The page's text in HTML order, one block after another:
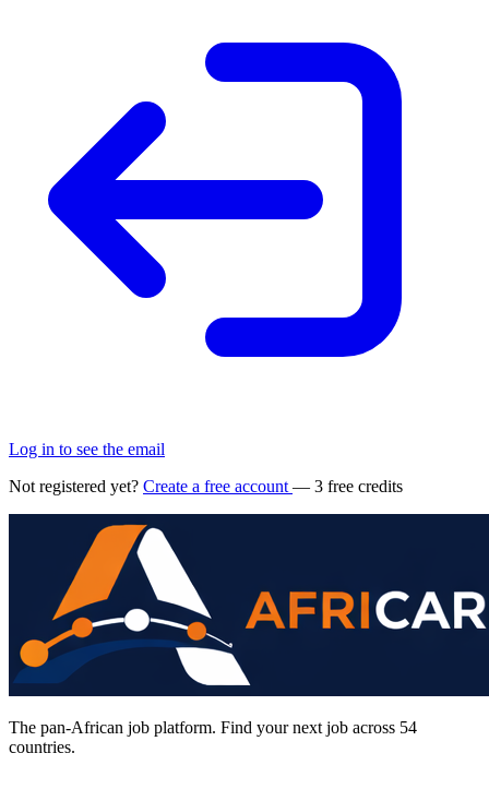
Log in to see the email
Not registered yet? Create a free account — 3 free credits
The pan-African job platform. Find your next job across 54
countries.